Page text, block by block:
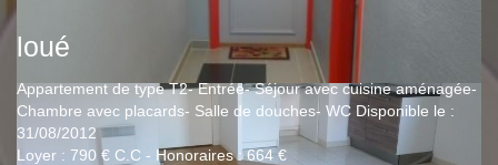
loué
Appartement de type T2- Entrée- Séjour avec cuisine aménagée-
Chambre avec placards- Salle de douches- WC Disponible le :
31/08/2012
Loyer : 790 € C.C - Honoraires : 664 €